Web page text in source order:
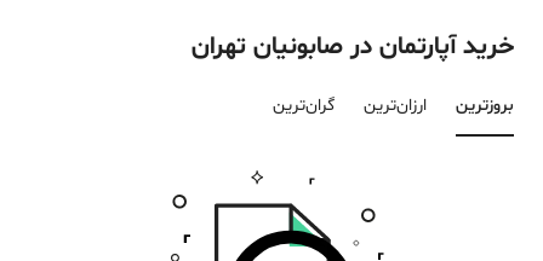
خرید آپارتمان در صابونیان تهران
بروزترین‌ ارزان‌ترین گران‌ترین